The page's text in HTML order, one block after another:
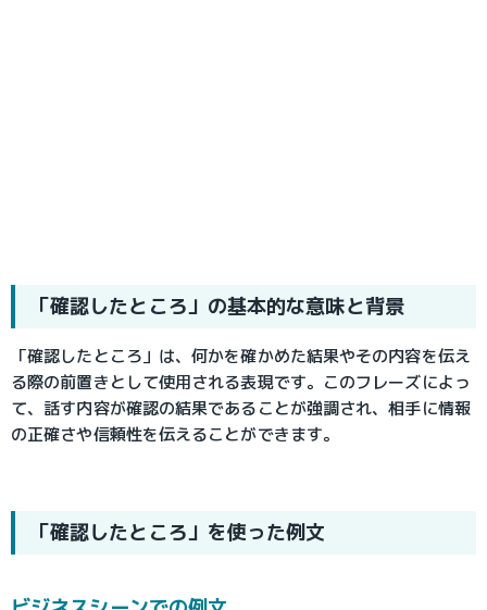
「確認したところ」の基本的な意味と背景
「確認したところ」は、何かを確かめた結果やその内容を伝え
る際の前置きとして使用される表現です。このフレーズによっ
て、話す内容が確認の結果であることが強調され、相手に情報
の正確さや信頼性を伝えることができます。
「確認したところ」を使った例文